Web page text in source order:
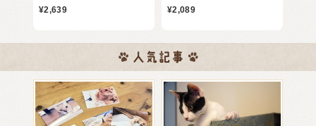
¥2,639 ¥2,089